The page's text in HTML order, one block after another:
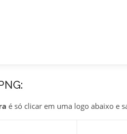
é só clicar em uma logo abaixo e